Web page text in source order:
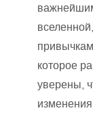
которое
уверены,